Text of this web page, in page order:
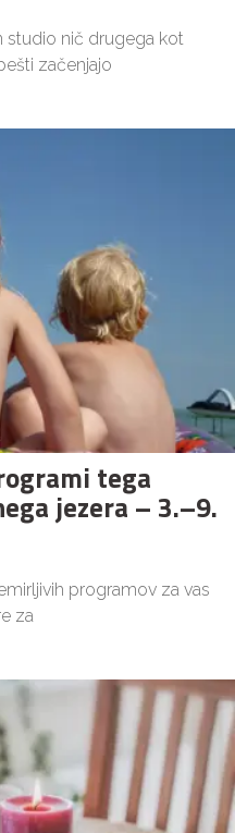
studio nič drugega kot
začenjajo
tega
jezera – 3.–9.
programov za vas
za